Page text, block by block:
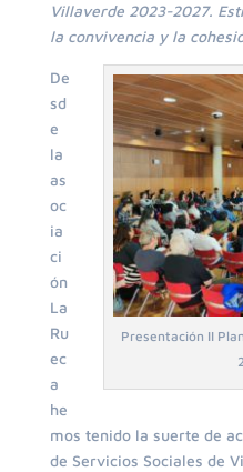
Villaverde 2023-2027.
la convivencia y la
Presentación II
De
sd
e
la
as
oc
ia
ci
ón
La
Ru
ec
a
he
mos tenido la suerte de
de Servicios Sociales de